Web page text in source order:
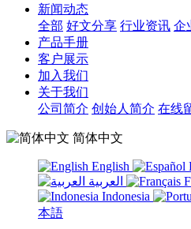
新闻动态
全部 好文分享 行业资讯 企
产品手册
客户展示
加入我们
关于我们
公司简介 创始人简介 在线
简体中文
English
Indonesia
本語